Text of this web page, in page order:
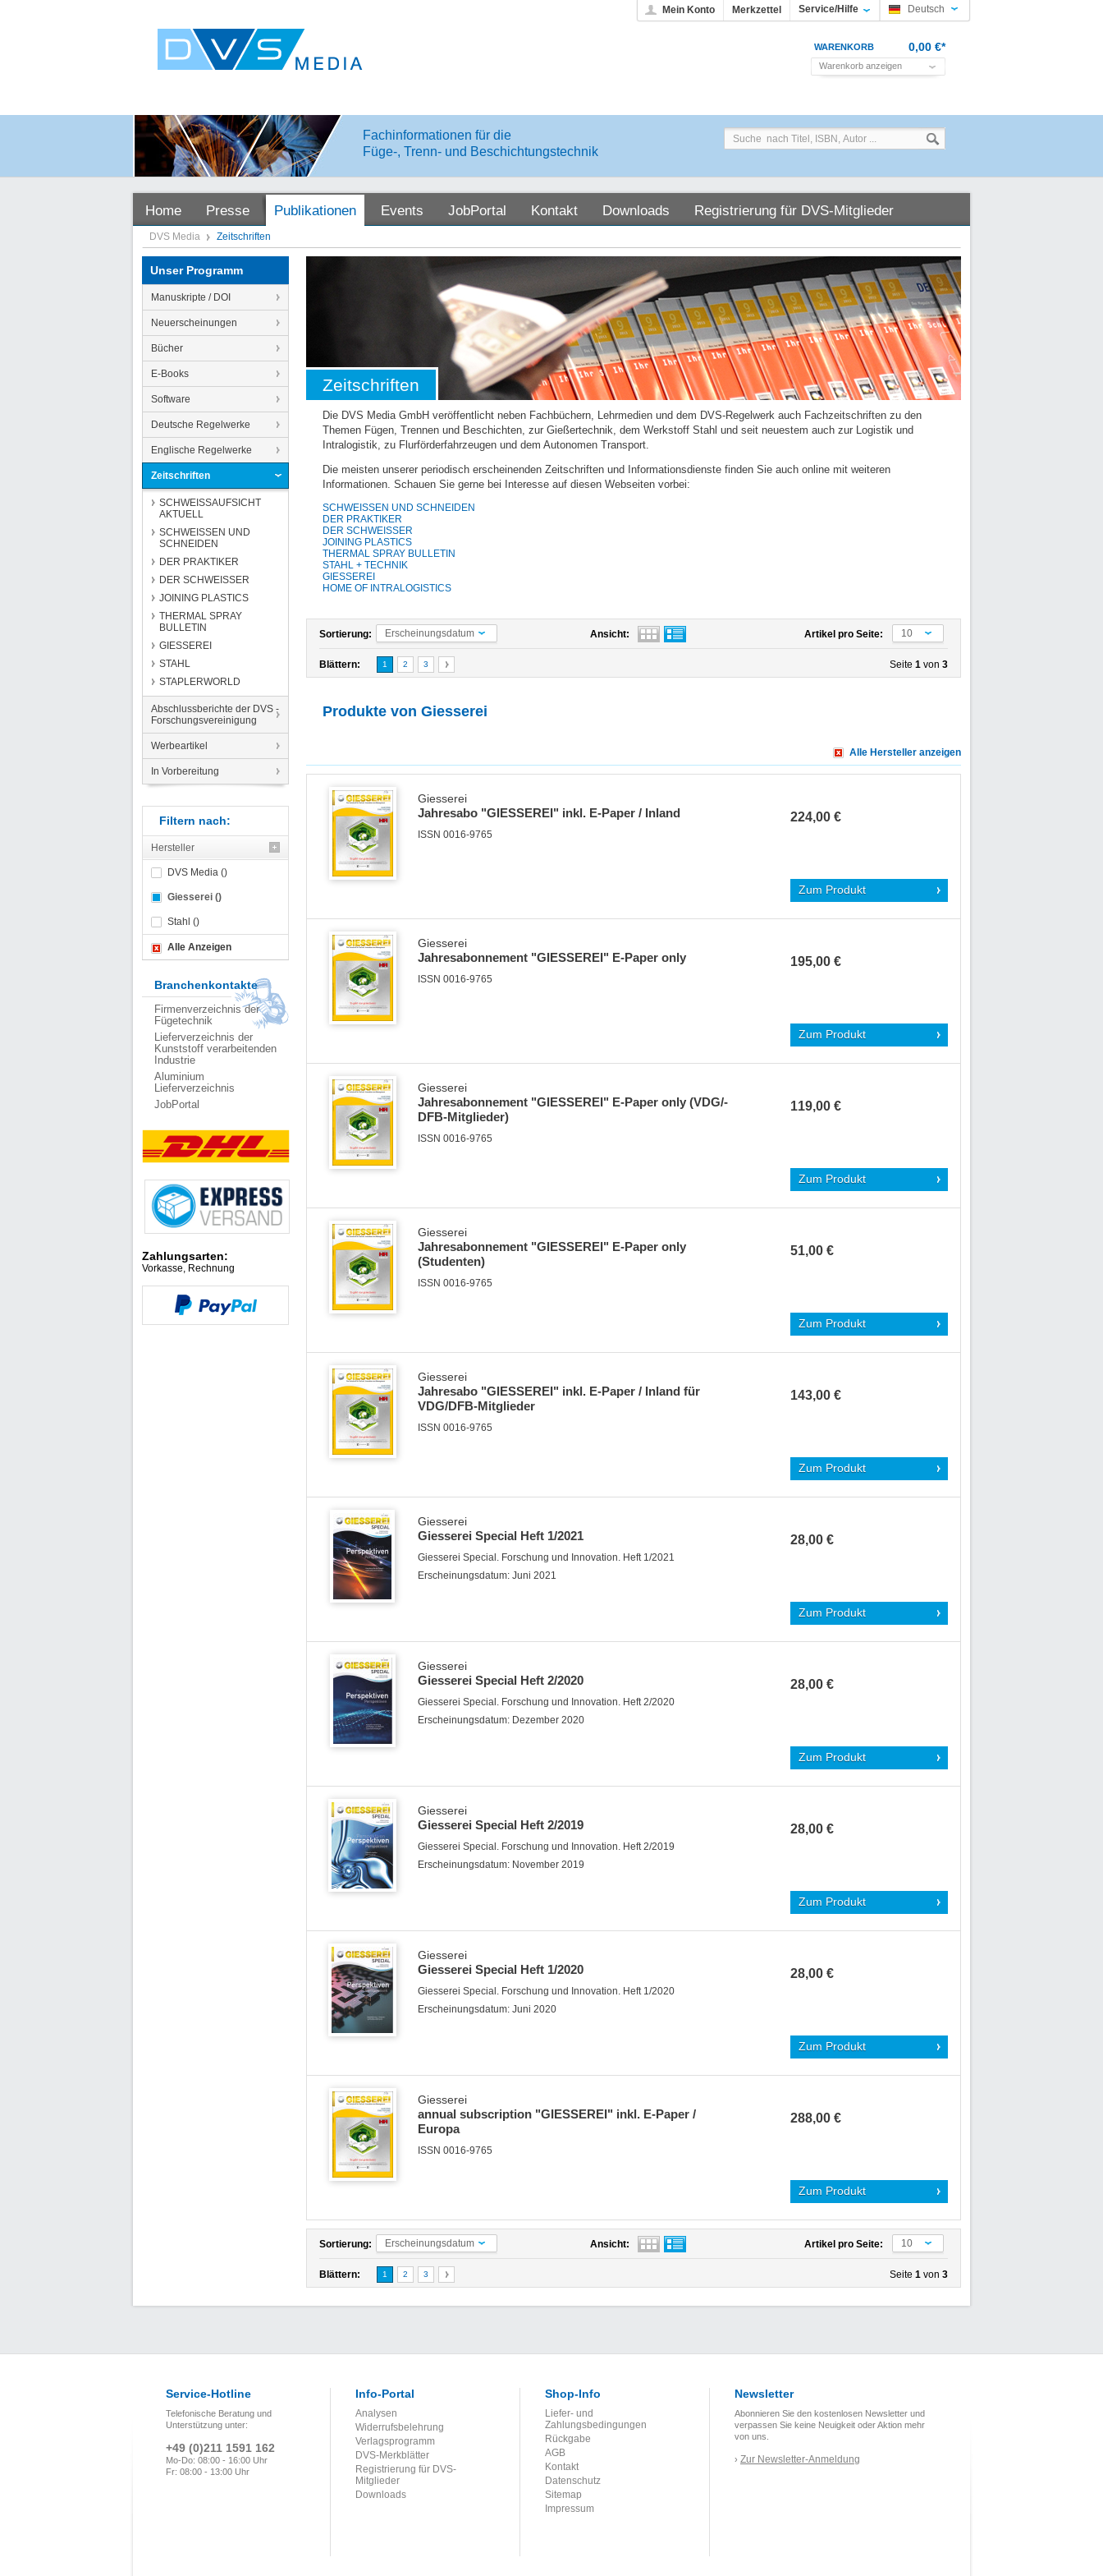
Mein Konto Merkzettel Service/Hilfe Deutsch
WARENKORB 0,00 €*
Warenkorb anzeigen
Fachinformationen für die
Füge-, Trenn- und Beschichtungstechnik
Home Presse Publikationen Events JobPortal Kontakt Downloads Registrierung für DVS-Mitglieder
DVS Media Zeitschriften
Unser Programm
Manuskripte / DOI
Neuerscheinungen
Bücher
E-Books
Software
Deutsche Regelwerke
Englische Regelwerke
Zeitschriften
SCHWEISSAUFSICHT
AKTUELL
SCHWEISSEN UND
SCHNEIDEN
DER PRAKTIKER
DER SCHWEISSER
JOINING PLASTICS
THERMAL SPRAY
BULLETIN
GIESSEREI
STAHL
STAPLERWORLD
Abschlussberichte der DVS -
Forschungsvereinigung
Werbeartikel
In Vorbereitung
Filtern nach:
Hersteller
DVS Media ()
Giesserei ()
Stahl ()
Alle Anzeigen
Branchenkontakte
Firmenverzeichnis der
Fügetechnik
Lieferverzeichnis der
Kunststoff verarbeitenden
Industrie
Aluminium
Lieferverzeichnis
JobPortal
Zahlungsarten:
Vorkasse, Rechnung
Zeitschriften
Die DVS Media GmbH veröffentlicht neben Fachbüchern, Lehrmedien und dem DVS-Regelwerk auch Fachzeitschriften zu den
Themen Fügen, Trennen und Beschichten, zur Gießertechnik, dem Werkstoff Stahl und seit neuestem auch zur Logistik und
Intralogistik, zu Flurförderfahrzeugen und dem Autonomen Transport.
Die meisten unserer periodisch erscheinenden Zeitschriften und Informationsdienste finden Sie auch online mit weiteren
Informationen. Schauen Sie gerne bei Interesse auf diesen Webseiten vorbei:
SCHWEISSEN UND SCHNEIDEN
DER PRAKTIKER
DER SCHWEISSER
JOINING PLASTICS
THERMAL SPRAY BULLETIN
STAHL + TECHNIK
GIESSEREI
HOME OF INTRALOGISTICS
Sortierung: Erscheinungsdatum Artikel pro Seite: 10
Ansicht:
Blättern: 1 2 3 Seite 1 von 3
Produkte von Giesserei
Alle Hersteller anzeigen
Giesserei
Jahresabo "GIESSEREI" inkl. E-Paper / Inland
ISSN 0016-9765
224,00 €
Zum Produkt
Giesserei
Jahresabonnement "GIESSEREI" E-Paper only
ISSN 0016-9765
195,00 €
Zum Produkt
Giesserei
Jahresabonnement "GIESSEREI" E-Paper only (VDG/-
DFB-Mitglieder)
ISSN 0016-9765
119,00 €
Zum Produkt
Giesserei
Jahresabonnement "GIESSEREI" E-Paper only
(Studenten)
ISSN 0016-9765
51,00 €
Zum Produkt
Giesserei
Jahresabo "GIESSEREI" inkl. E-Paper / Inland für
VDG/DFB-Mitglieder
ISSN 0016-9765
143,00 €
Zum Produkt
Giesserei
Giesserei Special Heft 1/2021
Giesserei Special. Forschung und Innovation. Heft 1/2021
Erscheinungsdatum: Juni 2021
28,00 €
Zum Produkt
Giesserei
Giesserei Special Heft 2/2020
Giesserei Special. Forschung und Innovation. Heft 2/2020
Erscheinungsdatum: Dezember 2020
28,00 €
Zum Produkt
Giesserei
Giesserei Special Heft 2/2019
Giesserei Special. Forschung und Innovation. Heft 2/2019
Erscheinungsdatum: November 2019
28,00 €
Zum Produkt
Giesserei
Giesserei Special Heft 1/2020
Giesserei Special. Forschung und Innovation. Heft 1/2020
Erscheinungsdatum: Juni 2020
28,00 €
Zum Produkt
Giesserei
annual subscription "GIESSEREI" inkl. E-Paper /
Europa
ISSN 0016-9765
288,00 €
Zum Produkt
Sortierung: Erscheinungsdatum Artikel pro Seite: 10
Ansicht:
Blättern: 1 2 3 Seite 1 von 3
Service-Hotline
Telefonische Beratung und
Unterstützung unter:
+49 (0)211 1591 162
Mo-Do: 08:00 - 16:00 Uhr
Fr: 08:00 - 13:00 Uhr
Info-Portal
Analysen
Widerrufsbelehrung
Verlagsprogramm
DVS-Merkblätter
Registrierung für DVS-
Mitglieder
Downloads
Shop-Info
Liefer- und
Zahlungsbedingungen
Rückgabe
AGB
Kontakt
Datenschutz
Sitemap
Impressum
Newsletter
Abonnieren Sie den kostenlosen Newsletter und
verpassen Sie keine Neuigkeit oder Aktion mehr
von uns.
› Zur Newsletter-Anmeldung